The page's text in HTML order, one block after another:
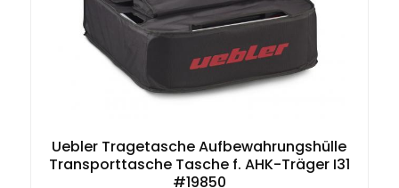
Uebler Tragetasche Aufbewahrungshülle
Transporttasche Tasche f. AHK-Träger I31
#19850